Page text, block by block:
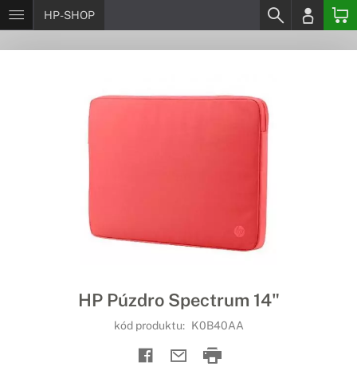
HP-SHOP
HP Púzdro Spectrum 14"
kód produktu: K0B40AA